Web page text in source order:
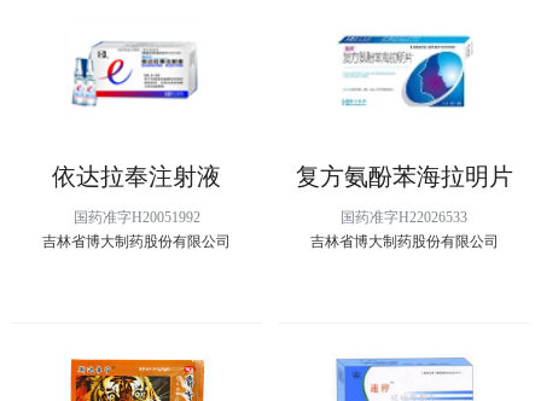
依达拉奉注射液
国药准字H20051992
吉林省博大制药股份有限公司
复方氨酚苯海拉明片
国药准字H22026533
吉林省博大制药股份有限公司